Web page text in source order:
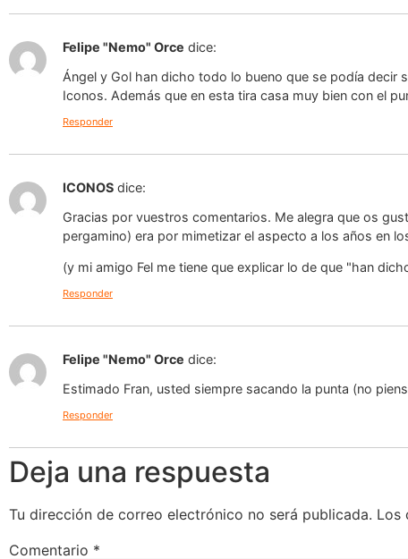
Felipe "Nemo" Orce dice:
Ángel y Gol han dicho todo lo bueno que se podía decir
Iconos. Además que en esta tira casa muy bien con el
Responder
ICONOS dice:
Gracias por vuestros comentarios. Me alegra que os
pergamino) era por mimetizar el aspecto a los años en
(y mi amigo Fel me tiene que explicar lo de que "han
Responder
Felipe "Nemo" Orce dice:
Estimado Fran, usted siempre sacando la punta (no
Responder
Deja una respuesta
Tu dirección de correo electrónico no será publicada. Los
Comentario *